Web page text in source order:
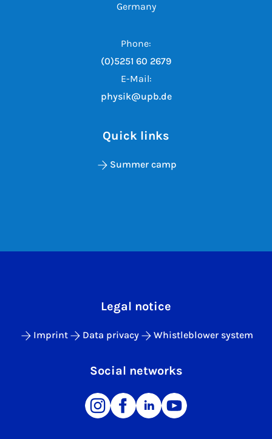
Germany
Phone:
(0)5251 60 2679
E-Mail:
physik@upb.de
Quick links
Summer camp
Legal notice
Imprint Data privacy Whistleblower system
Social networks